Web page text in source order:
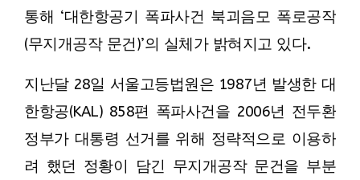
통해 ‘대한항공기 폭파사건 북괴음모 폭로공작
(무지개공작 문건)’의 실체가 밝혀지고 있다.
지난달 28일 서울고등법원은 1987년 발생한 대
한항공(KAL) 858편 폭파사건을 2006년 전두환
정부가 대통령 선거를 위해 정략적으로 이용하
려 했던 정황이 담긴 무지개공작 문건을 부분